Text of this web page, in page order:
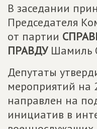
В заседании
Председателя
от партии
ПРАВДУШамиль
Депутаты
мероприятий на
направлен на
инициатив в